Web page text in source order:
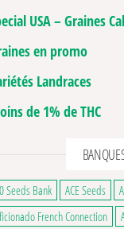
du produit
être choisies sur
à 55,00€
a plusieurs variations.
USA – Graines
en promo
Landraces
de 1% de THC
Seeds Bank ACE Seeds
French Connection